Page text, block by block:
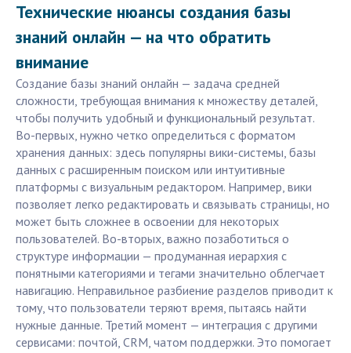
Технические нюансы создания базы
знаний онлайн — на что обратить
внимание
Создание базы знаний онлайн — задача средней
сложности, требующая внимания к множеству деталей,
чтобы получить удобный и функциональный результат.
Во-первых, нужно четко определиться с форматом
хранения данных: здесь популярны вики-системы, базы
данных с расширенным поиском или интуитивные
платформы с визуальным редактором. Например, вики
позволяет легко редактировать и связывать страницы, но
может быть сложнее в освоении для некоторых
пользователей. Во-вторых, важно позаботиться о
структуре информации — продуманная иерархия с
понятными категориями и тегами значительно облегчает
навигацию. Неправильное разбиение разделов приводит к
тому, что пользователи теряют время, пытаясь найти
нужные данные. Третий момент — интеграция с другими
сервисами: почтой, CRM, чатом поддержки. Это помогает